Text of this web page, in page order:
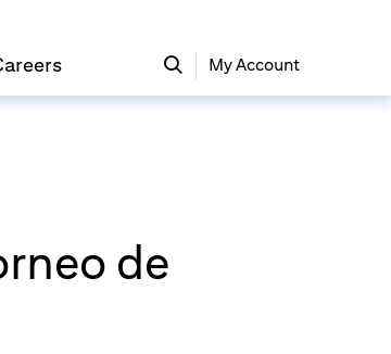
My Account
de